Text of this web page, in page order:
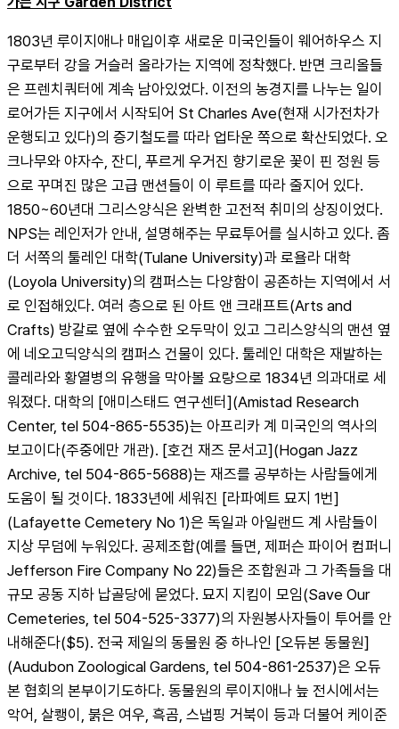
1803년 루이지애나 매입이후 새로운 미국인들이 웨어하우스 지
구로부터 강을 거슬러 올라가는 지역에 정착했다. 반면 크리올들
은 프렌치쿼터에 계속 남아있었다. 이전의 농경지를 나누는 일이
로어가든 지구에서 시작되어 St Charles Ave(현재 시가전차가
운행되고 있다)의 증기철도를 따라 업타운 쪽으로 확산되었다. 오
크나무와 야자수, 잔디, 푸르게 우거진 향기로운 꽃이 핀 정원 등
으로 꾸며진 많은 고급 맨션들이 이 루트를 따라 줄지어 있다.
1850~60년대 그리스양식은 완벽한 고전적 취미의 상징이었다.
NPS는 레인저가 안내, 설명해주는 무료투어를 실시하고 있다. 좀
더 서쪽의 툴레인 대학(Tulane University)과 로욜라 대학
(Loyola University)의 캠퍼스는 다양함이 공존하는 지역에서 서
로 인접해있다. 여러 층으로 된 아트 앤 크래프트(Arts and
Crafts) 방갈로 옆에 수수한 오두막이 있고 그리스양식의 맨션 옆
에 네오고딕양식의 캠퍼스 건물이 있다. 툴레인 대학은 재발하는
콜레라와 황열병의 유행을 막아볼 요량으로 1834년 의과대로 세
워졌다. 대학의 [애미스태드 연구센터](Amistad Research
Center, tel 504-865-5535)는 아프리카 계 미국인의 역사의
보고이다(주중에만 개관). [호건 재즈 문서고](Hogan Jazz
Archive, tel 504-865-5688)는 재즈를 공부하는 사람들에게
도움이 될 것이다. 1833년에 세워진 [라파예트 묘지 1번]
(Lafayette Cemetery No 1)은 독일과 아일랜드 계 사람들이
지상 무덤에 누워있다. 공제조합(예를 들면, 제퍼슨 파이어 컴퍼니
Jefferson Fire Company No 22)들은 조합원과 그 가족들을 대
규모 공동 지하 납골당에 묻었다. 묘지 지킴이 모임(Save Our
Cemeteries, tel 504-525-3377)의 자원봉사자들이 투어를 안
내해준다($5). 전국 제일의 동물원 중 하나인 [오듀본 동물원]
(Audubon Zoological Gardens, tel 504-861-2537)은 오듀
본 협회의 본부이기도하다. 동물원의 루이지애나 늪 전시에서는
악어, 살쾡이, 붉은 여우, 흑곰, 스냅핑 거북이 등과 더불어 케이준